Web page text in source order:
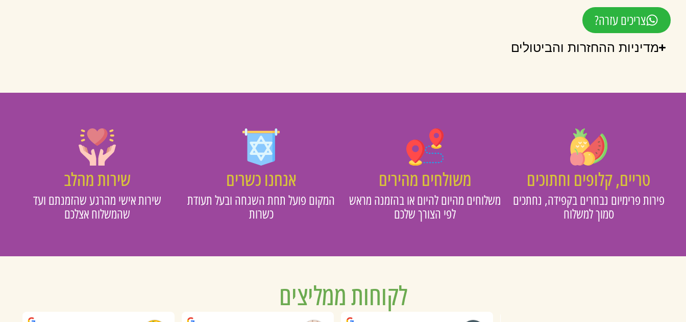
צריכים עזרה?
מדיניות ההחזרות והביטולים
טריים, קלופים וחתוכים
פירות פרימיום נבחרים בקפידה, נחתכים
סמוך למשלוח
משולחים מהירים
משלוחים מהיום להיום או בהזמנה מראש
לפי הצורך שלכם
אנחנו כשרים
המקום פועל תחת השגחה ובעל תעודת
כשרות
שירות מהלב
שירות אישי מהרגע שהזמנתם ועד
שהמשלוח אצלכם
לקוחות ממליצים